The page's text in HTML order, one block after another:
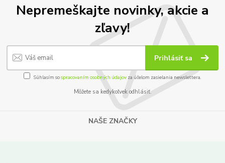
Nepremeškajte novinky, akcie a
zľavy!
Prihlásiť sa
Súhlasím sospracovaním osobných údajov za účelom zasielania newslettera.
Môžete sa kedykoľvek odhlásiť.
NAŠE ZNAČKY